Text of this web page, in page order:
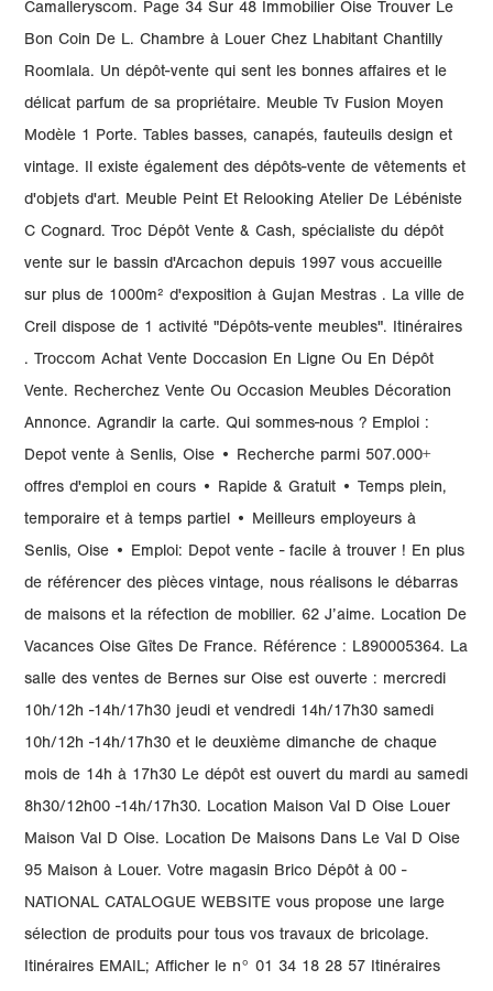
Camalleryscom. Page 34 Sur 48 Immobilier Oise Trouver Le
Bon Coin De L. Chambre à Louer Chez Lhabitant Chantilly
Roomlala. Un dépôt-vente qui sent les bonnes affaires et le
délicat parfum de sa propriétaire. Meuble Tv Fusion Moyen
Modèle 1 Porte. Tables basses, canapés, fauteuils design et
vintage. Il existe également des dépôts-vente de vêtements et
d'objets d'art. Meuble Peint Et Relooking Atelier De Lébéniste
C Cognard. Troc Dépôt Vente & Cash, spécialiste du dépôt
vente sur le bassin d'Arcachon depuis 1997 vous accueille
sur plus de 1000m² d'exposition à Gujan Mestras . La ville de
Creil dispose de 1 activité "Dépôts-vente meubles". Itinéraires
. Troccom Achat Vente Doccasion En Ligne Ou En Dépôt
Vente. Recherchez Vente Ou Occasion Meubles Décoration
Annonce. Agrandir la carte. Qui sommes-nous ? Emploi :
Depot vente à Senlis, Oise • Recherche parmi 507.000+
offres d'emploi en cours • Rapide & Gratuit • Temps plein,
temporaire et à temps partiel • Meilleurs employeurs à
Senlis, Oise • Emploi: Depot vente - facile à trouver ! En plus
de référencer des pièces vintage, nous réalisons le débarras
de maisons et la réfection de mobilier. 62 J’aime. Location De
Vacances Oise Gîtes De France. Référence : L890005364. La
salle des ventes de Bernes sur Oise est ouverte : mercredi
10h/12h -14h/17h30 jeudi et vendredi 14h/17h30 samedi
10h/12h -14h/17h30 et le deuxième dimanche de chaque
mois de 14h à 17h30 Le dépôt est ouvert du mardi au samedi
8h30/12h00 -14h/17h30. Location Maison Val D Oise Louer
Maison Val D Oise. Location De Maisons Dans Le Val D Oise
95 Maison à Louer. Votre magasin Brico Dépôt à 00 -
NATIONAL CATALOGUE WEBSITE vous propose une large
sélection de produits pour tous vos travaux de bricolage.
Itinéraires EMAIL; Afficher le n° 01 34 18 28 57 Itinéraires